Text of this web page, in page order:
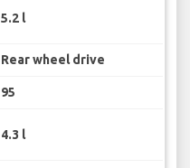
5.2 l
Rear wheel drive
95
4.3 l